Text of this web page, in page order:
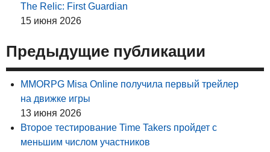
The Relic: First Guardian
15 июня 2026
Предыдущие публикации
MMORPG Misa Online получила первый трейлер
на движке игры
13 июня 2026
Второе тестирование Time Takers пройдет с
меньшим числом участников